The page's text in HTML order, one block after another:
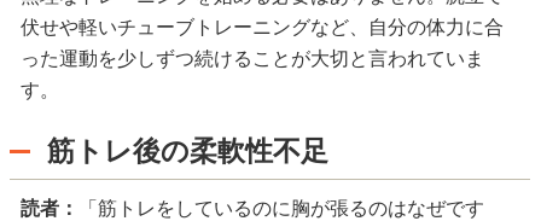
伏せや軽いチューブトレーニングなど、自分の体力に合
った運動を少しずつ続けることが大切と言われていま
す。
筋トレ後の柔軟性不足
読者：
「筋トレをしているのに胸が張るのはなぜです